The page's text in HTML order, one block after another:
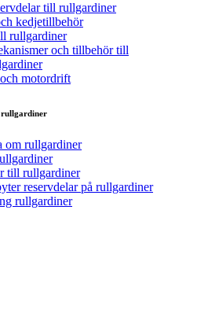
till rullgardiner
kedjetillbehör
rullgardiner
och tillbehör till
motordrift
om rullgardiner
till rullgardiner
reservdelar på rullgardiner
rullgardiner